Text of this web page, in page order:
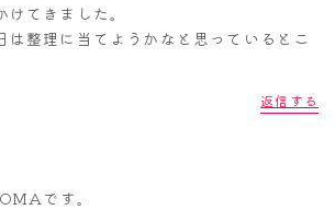
てきました。
は整理に当てようかなと思っているとこ
返信する
です。